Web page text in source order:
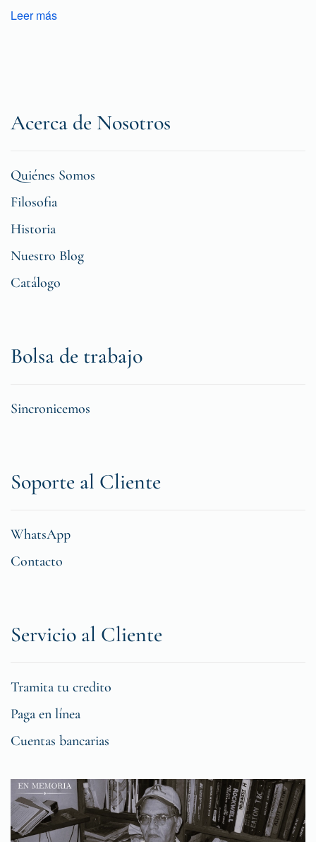
Leer más
Acerca de Nosotros
Quiénes Somos
Filosofia
Historia
Nuestro Blog
Catálogo
Bolsa de trabajo
Sincronicemos
Soporte al Cliente
WhatsApp
Contacto
Servicio al Cliente
Tramita tu credito
Paga en línea
Cuentas bancarias